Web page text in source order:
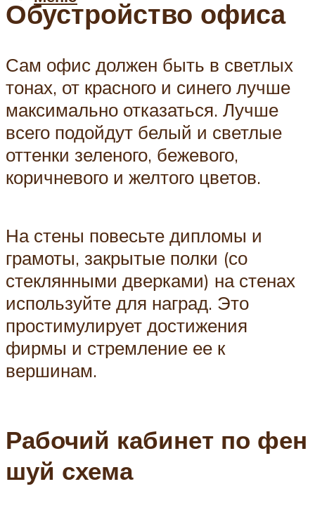
Обустройство офиса
Сам офис должен быть в светлых
тонах, от красного и синего лучше
максимально отказаться. Лучше
всего подойдут белый и светлые
оттенки зеленого, бежевого,
коричневого и желтого цветов.
На стены повесьте дипломы и
грамоты, закрытые полки (со
стеклянными дверками) на стенах
используйте для наград. Это
простимулирует достижения
фирмы и стремление ее к
вершинам.
Рабочий кабинет по фен
шуй схема